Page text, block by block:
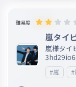
難易度
嵐タイ
嵐様タ
翔様タ
#嵐 #